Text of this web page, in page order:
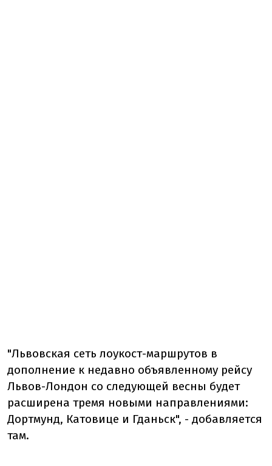
"Львовская сеть лоукост-маршрутов в
дополнение к недавно объявленному рейсу
Львов-Лондон со следующей весны будет
расширена тремя новыми направлениями:
Дортмунд, Катовице и Гданьск", - добавляется
там.